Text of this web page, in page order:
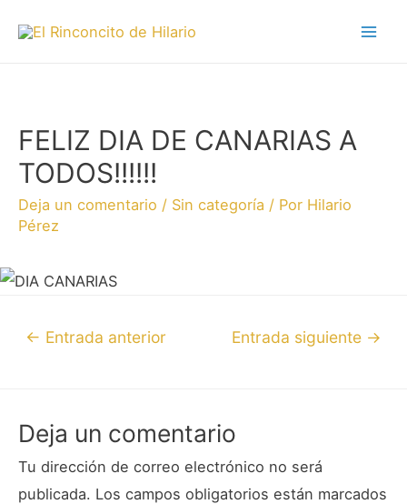
FELIZ DIA DE CANARIAS A
TODOS!!!!!!
Deja un comentario / Sin categoría / Por Hilario
Pérez
← Entrada anterior Entrada siguiente →
Deja un comentario
Tu dirección de correo electrónico no será
publicada. Los campos obligatorios están marcados